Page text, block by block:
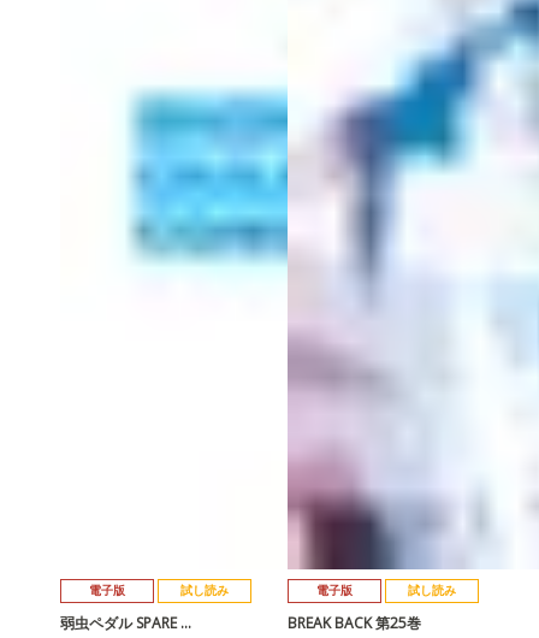
電子版 試し読み
弱虫ペダル SPARE …
電子版 試し読み
BREAK BACK 第25巻